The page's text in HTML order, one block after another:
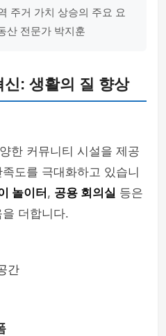
주거 가치 상승의 주요 요
산 전문가 박지훈
: 생활의 질 향상
한 커뮤니티 시설을 제공
도를 극대화하고 있습니
놀이터, 공용 회의실 등은
더합니다.
간